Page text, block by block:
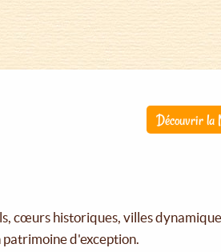
Découvrir la
cœurs historiques, villes
d'exception.